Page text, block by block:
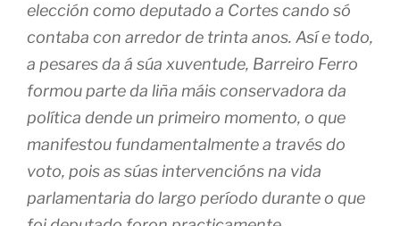
elección como deputado a Cortes cando só
contaba con arredor de trinta anos. Así e todo,
a pesares da á súa xuventude, Barreiro Ferro
formou parte da liña máis conservadora da
política dende un primeiro momento, o que
manifestou fundamentalmente a través do
voto, pois as súas intervencións na vida
parlamentaria do largo período durante o que